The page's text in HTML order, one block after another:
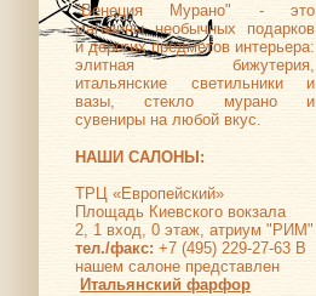
"Венеция Мурано" - это
магазины необычных подарков
и дорогих предметов интерьера:
элитная бижутерия,
итальянские светильники и
вазы, стекло мурано и
сувениры на любой вкус.
НАШИ САЛОНЫ:
ТРЦ «Европейский»
Площадь Киевского вокзала
2, 1 вход, 0 этаж, атриум "РИМ"
тел./факс: +7 (495) 229-27-63 В
нашем салоне представлен
Итальянский фарфор